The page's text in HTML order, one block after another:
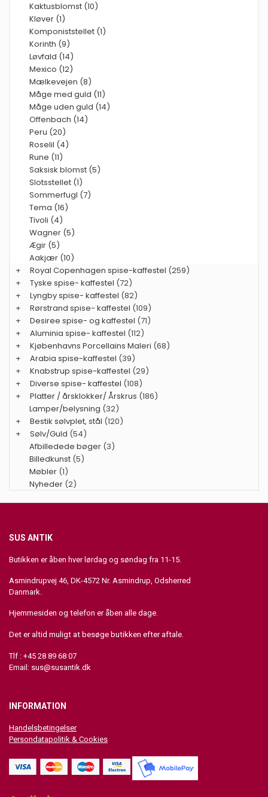
Kaktusblomst (10)
Kløver (1)
Komponiststellet (1)
Korinth (9)
Løvfald (14)
Mexico (12)
Mælkevejen (8)
Måge med guld (11)
Måge uden guld (14)
Offenbach (14)
Peru (20)
Roselil (4)
Rune (11)
Saksisk blomst (5)
Slotsstellet (1)
Sommerfugl (7)
Tema (16)
Tivoli (4)
Wagner (5)
Ægir (5)
Aakjær (10)
+
Royal Copenhagen spise-kaffestel (259)
+
Tyske spise- kaffestel (72)
+
Lyngby spise- kaffestel (82)
+
Rørstrand spise- kaffestel (109)
+
Desiree spise- og kaffestel (71)
+
Aluminia spise- kaffestel (112)
+
Kjøbenhavns Porcellains Maleri (68)
+
Arabia spise-kaffestel (39)
+
Knabstrup spise-kaffestel (29)
+
Diverse spise- kaffestel (108)
+
Platter / årsklokker/ Årskrus (186)
Lamper/belysning (32)
+
Bestik sølvplet, stål (120)
+
Sølv/Guld (54)
Afbilledede bøger (3)
Billedkunst (5)
Møbler (1)
Nyheder (2)
SUS ANTIK
Butikken er åben hver lørdag og søndag fra 11-15.
Asmindrupvej 46, DK-4572 Nr. Asmindrup, Odsherred
Danmark.
Hjemmesiden og telefon er åben alle dage.
Det er altid muligt at besøge butikken efter aftale.
Tlf : +45 28 89 68 07
Email: sus@susantik.dk
INFORMATION
Handelsbetingelser
Persondatapolitik & Cookies